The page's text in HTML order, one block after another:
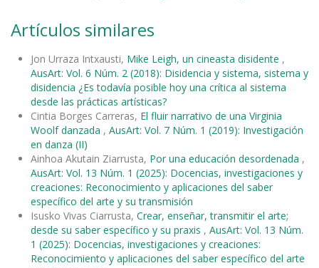
Artículos similares
Jon Urraza Intxausti, Mike Leigh, un cineasta disidente ,
AusArt: Vol. 6 Núm. 2 (2018): Disidencia y sistema, sistema y
disidencia ¿Es todavía posible hoy una crítica al sistema
desde las prácticas artísticas?
Cintia Borges Carreras, El fluir narrativo de una Virginia
Woolf danzada , AusArt: Vol. 7 Núm. 1 (2019): Investigación
en danza (II)
Ainhoa Akutain Ziarrusta, Por una educación desordenada ,
AusArt: Vol. 13 Núm. 1 (2025): Docencias, investigaciones y
creaciones: Reconocimiento y aplicaciones del saber
específico del arte y su transmisión
Isusko Vivas Ciarrusta, Crear, enseñar, transmitir el arte;
desde su saber específico y su praxis , AusArt: Vol. 13 Núm.
1 (2025): Docencias, investigaciones y creaciones:
Reconocimiento y aplicaciones del saber específico del arte